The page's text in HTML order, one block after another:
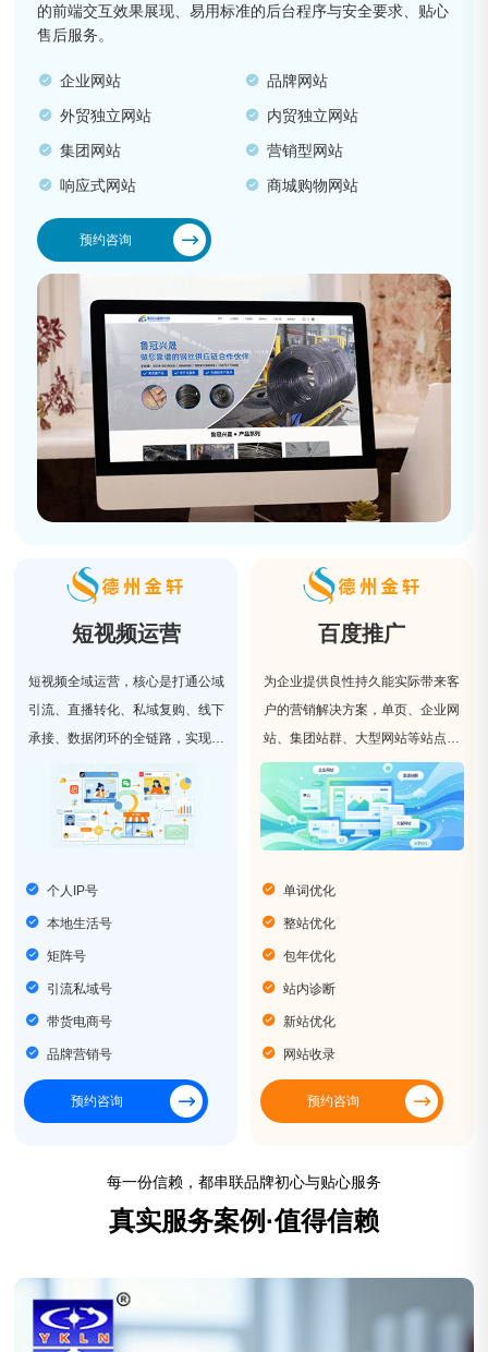
的前端交互效果展现、易用标准的后台程序与安全要求、贴心
售后服务。
企业网站
品牌网站
外贸独立网站
内贸独立网站
集团网站
营销型网站
响应式网站
商城购物网站
预约咨询
短视频运营
短视频全域运营，核心是打通公域
引流、直播转化、私域复购、线下
承接、数据闭环的全链路，实现多
化运营。
个人IP号
本地生活号
矩阵号
引流私域号
带货电商号
品牌营销号
预约咨询
百度推广
为企业提供良性持久能实际带来客
户的营销解决方案，单页、企业网
站、集团站群、大型网站等站点类
型，我们具有丰富的网站优化经
验。
单词优化
整站优化
包年优化
站内诊断
新站优化
网站收录
预约咨询
每一份信赖，都串联品牌初心与贴心服务
真实服务案例·值得信赖